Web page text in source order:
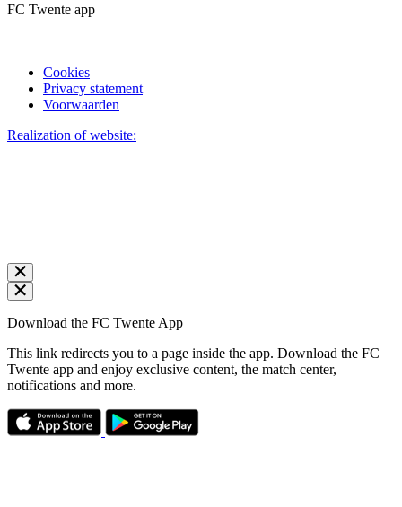
FC Twente app
Cookies
Privacy statement
Voorwaarden
Realization of website:
Download the FC Twente App
This link redirects you to a page inside the app. Download the FC
Twente app and enjoy exclusive content, the match center,
notifications and more.